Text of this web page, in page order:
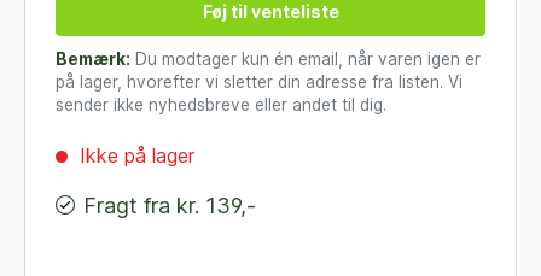
Føj til venteliste
Bemærk: Du modtager kun én email, når varen igen er
på lager, hvorefter vi sletter din adresse fra listen. Vi
sender ikke nyhedsbreve eller andet til dig.
Ikke på lager
Fragt fra kr. 139,-